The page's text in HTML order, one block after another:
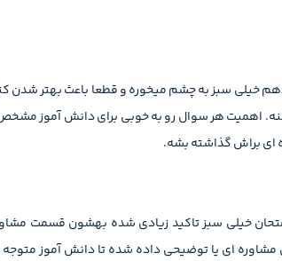
سبز به چشم میخوره و قطعا باعث بهتر شدن
اهمیت هر سوال رو به‌ خوبی برای دانش آموز
ای براش گذاشته بشه.
خیلی سبز تاکید زیادی شده بهشون قسمت
ای یا توضیحی داده شده تا دانش آموز